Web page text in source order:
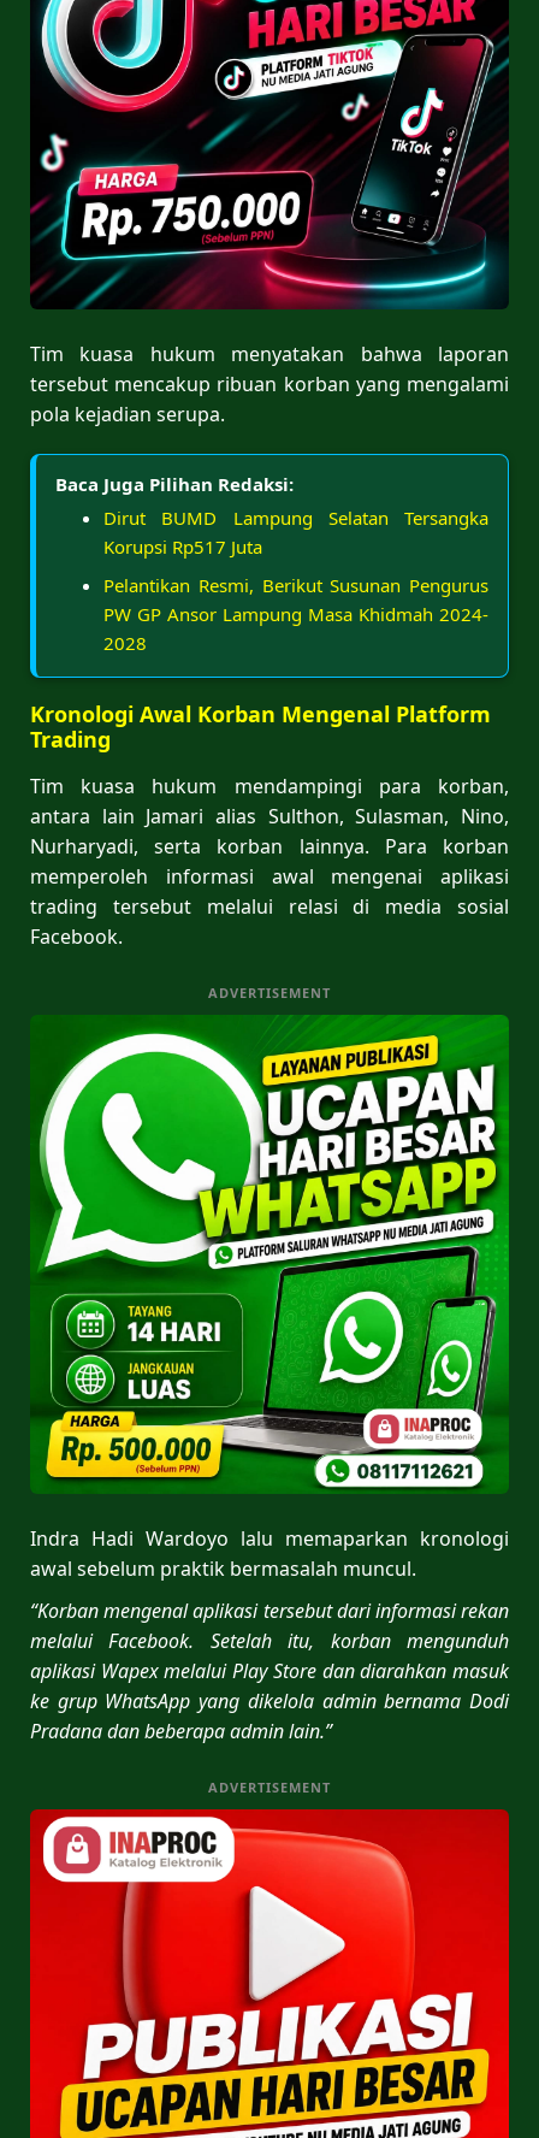
Tim kuasa hukum menyatakan bahwa laporan
tersebut mencakup ribuan korban yang mengalami
pola kejadian serupa.
Baca Juga Pilihan Redaksi:
Dirut BUMD Lampung Selatan Tersangka
Korupsi Rp517 Juta
Pelantikan Resmi, Berikut Susunan Pengurus
PW GP Ansor Lampung Masa Khidmah 2024-
2028
Kronologi Awal Korban Mengenal Platform
Trading
Tim kuasa hukum mendampingi para korban,
antara lain Jamari alias Sulthon, Sulasman, Nino,
Nurharyadi, serta korban lainnya. Para korban
memperoleh informasi awal mengenai aplikasi
trading tersebut melalui relasi di media sosial
Facebook.
ADVERTISEMENT
Indra Hadi Wardoyo lalu memaparkan kronologi
awal sebelum praktik bermasalah muncul.
“Korban mengenal aplikasi tersebut dari informasi rekan
melalui Facebook. Setelah itu, korban mengunduh
aplikasi Wapex melalui Play Store dan diarahkan masuk
ke grup WhatsApp yang dikelola admin bernama Dodi
Pradana dan beberapa admin lain.”
ADVERTISEMENT